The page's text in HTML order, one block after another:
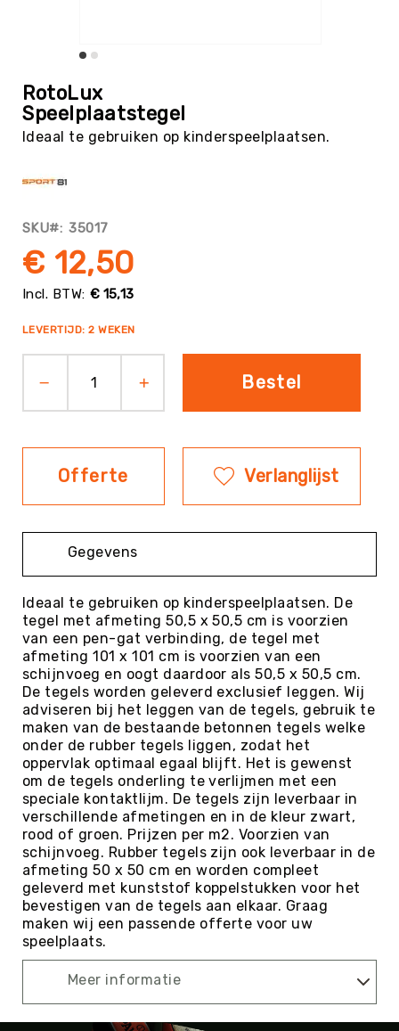
Badminton
Basketbal
Beachvolleybal
Boksen
Pool
Cornhole
Dans
&
Fitness
Sportvloeren
Discgolf
Handbal
Hockey
Honk-
&
Softbal
Jeu
de
Boules
KanJam
Kin-
Ball
&
Omnikin®
Klimmen
Korfbal
Knotshockey
Lacrosse
Mountainbiken
(MTB)
naar
het
begin
van
RotoLux
Speelplaatstegel
Ideaal te gebruiken op kinderspeelplaatsen.
SKU 35017
€ 15,13
€ 12,50
LEVERTIJD: 2 WEKEN
Bestel
Offerte Verlanglijst
Gegevens
Ideaal te gebruiken op kinderspeelplaatsen. De
tegel met afmeting 50,5 x 50,5 cm is voorzien
van een pen-gat verbinding, de tegel met
afmeting 101 x 101 cm is voorzien van een
schijnvoeg en oogt daardoor als 50,5 x 50,5 cm.
De tegels worden geleverd exclusief leggen. Wij
adviseren bij het leggen van de tegels, gebruik te
maken van de bestaande betonnen tegels welke
onder de rubber tegels liggen, zodat het
oppervlak optimaal egaal blijft. Het is gewenst
om de tegels onderling te verlijmen met een
speciale kontaktlijm. De tegels zijn leverbaar in
verschillende afmetingen en in de kleur zwart,
rood of groen. Prijzen per m2. Voorzien van
schijnvoeg. Rubber tegels zijn ook leverbaar in de
afmeting 50 x 50 cm en worden compleet
geleverd met kunststof koppelstukken voor het
bevestigen van de tegels aan elkaar. Graag
maken wij een passende offerte voor uw
speelplaats.
Meer informatie